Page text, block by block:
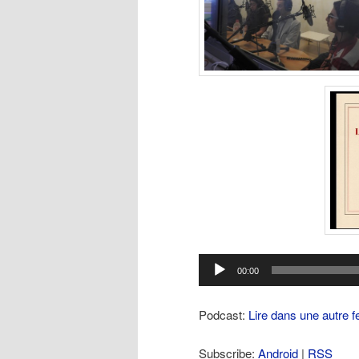
Lecteur
00:00
Podcast: Lire dans une autre
Subscribe: Android | RSS